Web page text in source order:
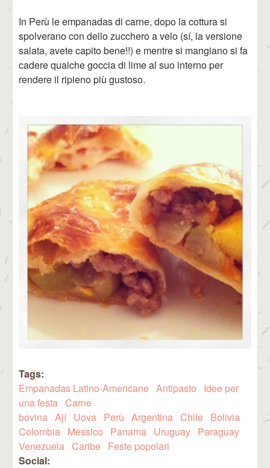
In Perù le empanadas di carne, dopo la cottura si
spolverano con dello zucchero a velo (sí, la versione
salata, avete capito bene!!) e mentre si mangiano si fa
cadere qualche goccia di lime al suo interno per
rendere il ripieno più gustoso.
Tags:
Empanadas Latino-Americane Antipasto
Idee per
una festa Carne
bovina Ají Uova Perù Argentina Chile Bolivia
Colombia Messico Panama Uruguay Paraguay
Venezuela Caribe Feste popolari
Social: